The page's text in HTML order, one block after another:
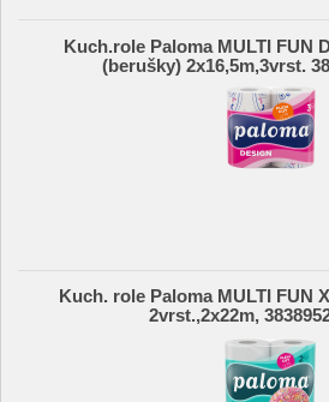
Kuch.role Paloma MULTI FUN
(berušky) 2x16,5m,3vrst.
Kuch. role Paloma MULTI FUN
2vrst.,2x22m,